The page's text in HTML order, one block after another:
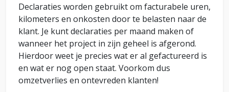
Declaraties worden gebruikt om facturabele uren,
kilometers en onkosten door te belasten naar de
klant. Je kunt declaraties per maand maken of
wanneer het project in zijn geheel is afgerond.
Hierdoor weet je precies wat er al gefactureerd is
en wat er nog open staat. Voorkom dus
omzetverlies en ontevreden klanten!